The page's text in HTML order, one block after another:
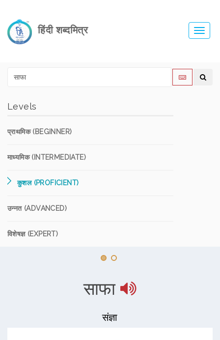
हिंदी शब्दमित्र
Levels
प्राथमिक (BEGINNER)
माध्यमिक (INTERMEDIATE)
कुशल (PROFICIENT)
उन्नत (ADVANCED)
विशेषज्ञ (EXPERT)
साफा
संज्ञा